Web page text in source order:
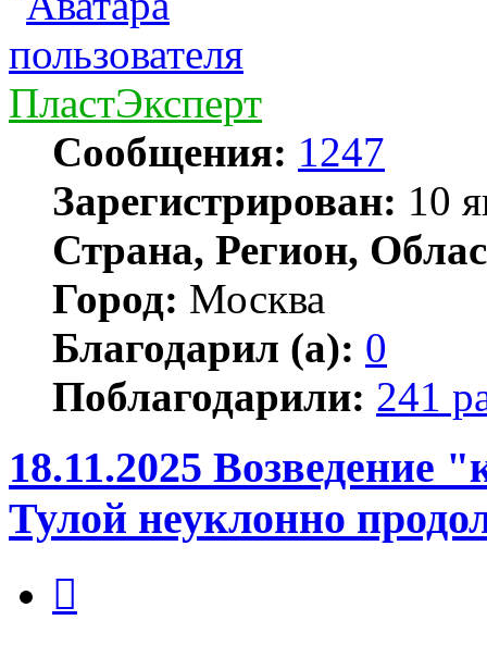
ПластЭксперт
Сообщения: 1247
Зарегистрирован: 10
Страна, Регион,
Город: Москва
Благодарил (а): 0
Поблагодарили: 241
18.11.2025 Возведение
Тулой неуклонно